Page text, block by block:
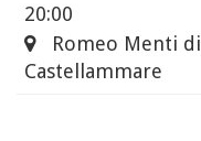
20:00
Romeo Menti di
Castellammare